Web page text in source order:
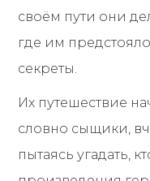
своём пути они
где им
секреты.
Их путешествие
словно сыщики,
пытаясь угадать,